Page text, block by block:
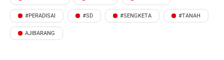
#PERADISAI #SD #SENGKETA #TANAH
AJIBARANG